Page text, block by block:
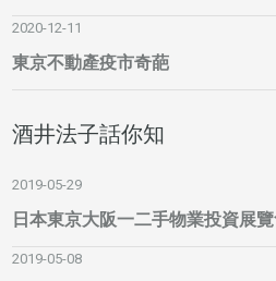
2020-12-11
東京不動產疫市奇葩
酒井法子話你知
2019-05-29
日本東京大阪一二手物業投資展
2019-05-08